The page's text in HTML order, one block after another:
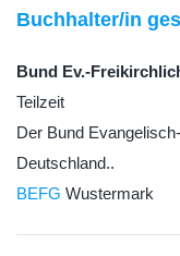
Buchhalter/in
Bund Ev.-
Teilzeit
Der Bund
Deutschland..
BEFG Wustermark